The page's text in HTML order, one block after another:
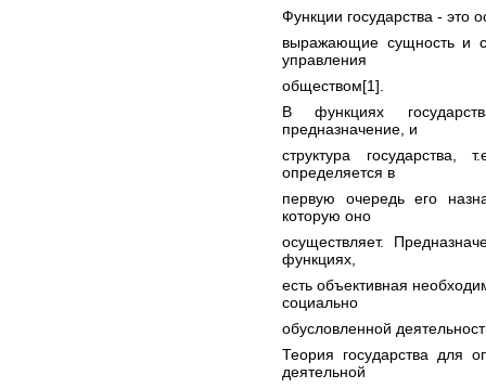
Функции государства - это
выражающие сущность и
управления
обществом[1].
В функциях
предназначение, и
структура государства,
определяется в
первую очередь его
которую оно
осуществляет.
функциях,
есть объективная
социально
обусловленной
Теория государства для
деятельной